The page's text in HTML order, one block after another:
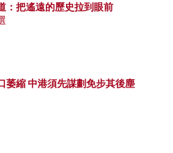
：把遙遠的歷史拉到眼前
萎縮 中港須先謀劃免步其後塵